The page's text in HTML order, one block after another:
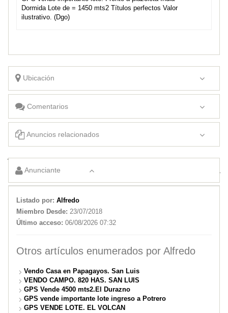
Dormida Lote de = 1450 mts2 Títulos perfectos Valor
ilustrativo. (Dgo)
Ubicación
Comentarios
Anuncios relacionados
VENDO LOTE. 900mts2 . esquina. en Villa Mercedes
GPS VENDE LOTES Villa Larca. S L
Anunciante
Listado por: Alfredo
Miembro Desde: 23/07/2018
Último acceso: 06/08/2026 07:32
Otros artículos enumerados por Alfredo
Vendo Casa en Papagayos. San Luis
VENDO CAMPO. 820 HAS. SAN LUIS
GPS Vende 4500 mts2.El Durazno
GPS vende importante lote ingreso a Potrero
GPS VENDE LOTE. EL VOLCAN